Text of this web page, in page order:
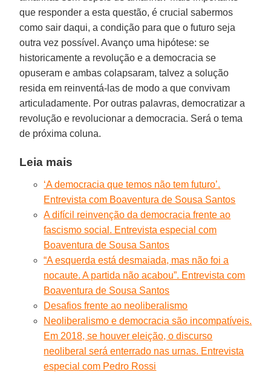
que responder a esta questão, é crucial sabermos
como sair daqui, a condição para que o futuro seja
outra vez possível. Avanço uma hipótese: se
historicamente a revolução e a democracia se
opuseram e ambas colapsaram, talvez a solução
resida em reinventá-las de modo a que convivam
articuladamente. Por outras palavras, democratizar a
revolução e revolucionar a democracia. Será o tema
de próxima coluna.
Leia mais
‘A democracia que temos não tem futuro’.
Entrevista com Boaventura de Sousa Santos
A difícil reinvenção da democracia frente ao
fascismo social. Entrevista especial com
Boaventura de Sousa Santos
“A esquerda está desmaiada, mas não foi a
nocaute. A partida não acabou”. Entrevista com
Boaventura de Sousa Santos
Desafios frente ao neoliberalismo
Neoliberalismo e democracia são incompatíveis.
Em 2018, se houver eleição, o discurso
neoliberal será enterrado nas urnas. Entrevista
especial com Pedro Rossi